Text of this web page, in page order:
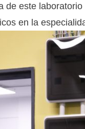
de este
en la